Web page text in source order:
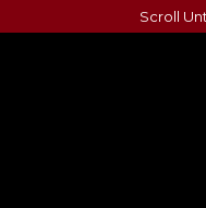
to
Scroll